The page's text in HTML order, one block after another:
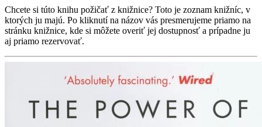
Chcete si túto knihu požičať z knižnice? Toto je zoznam knižníc, v
ktorých ju majú. Po kliknutí na názov vás presmerujeme priamo na
stránku knižnice, kde si môžete overiť jej dostupnosť a prípadne ju
aj priamo rezervovať.